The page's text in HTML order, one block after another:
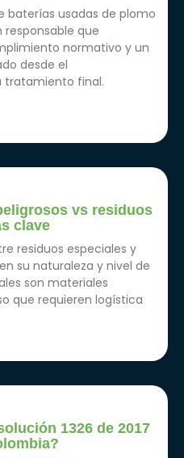
baterías usadas de plomo
que
normativo y un
desde el
tratamiento final.
vs residuos
clave
residuos especiales y
su naturaleza y nivel de
son materiales
que requieren logística
1326 de 2017